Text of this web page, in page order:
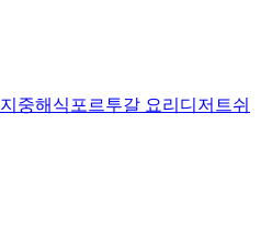
지중해식 포르투갈 요리 디저트쉬